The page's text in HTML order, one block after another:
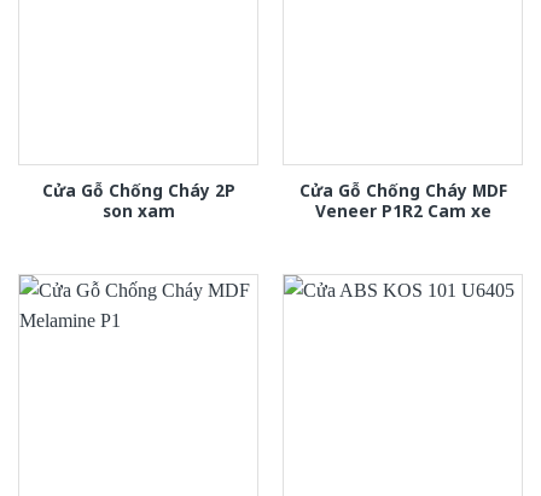
Cửa Gỗ Chống Cháy 2P
son xam
Cửa Gỗ Chống Cháy MDF
Veneer P1R2 Cam xe